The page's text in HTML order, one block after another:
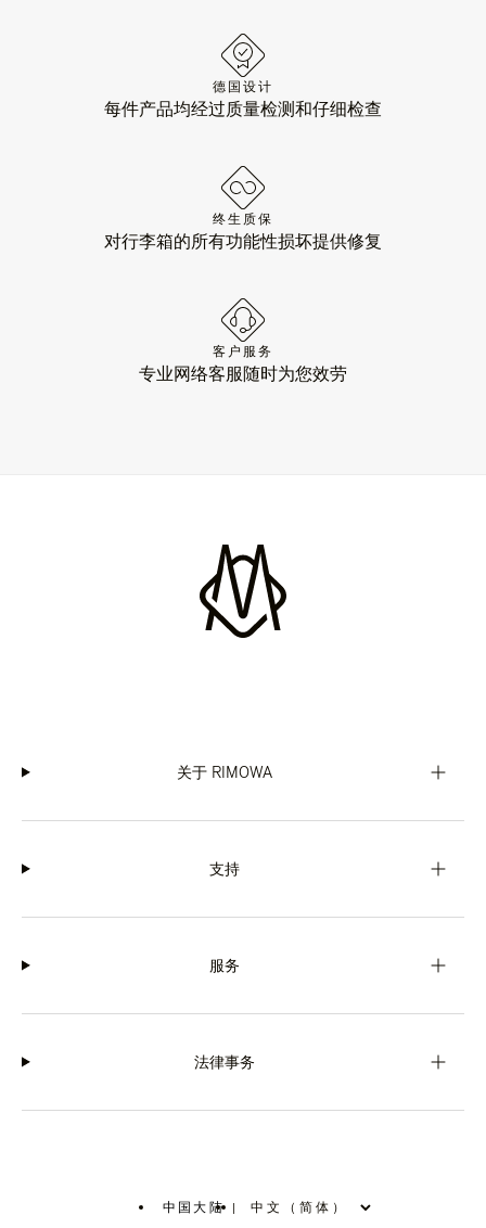
德国设计
每件产品均经过质量检测和仔细检查
终生质保
对行李箱的所有功能性损坏提供修复
客户服务
专业网络客服随时为您效劳
关于 RIMOWA
支持
服务
法律事务
中国大陆 |